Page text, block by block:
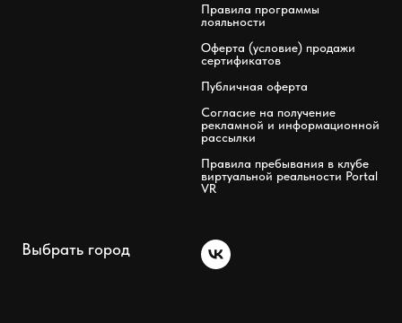
Правила программы
лояльности
Оферта (условие) продажи
сертификатов
Публичная оферта
Согласие на получение
рекламной и информационной
рассылки
Правила пребывания в клубе
виртуальной реальности Portal
VR
Выбрать город